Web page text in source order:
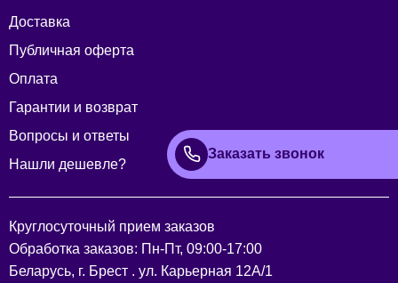
Доставка
Публичная оферта
Оплата
Гарантии и возврат
Вопросы и ответы
Нашли дешевле?
Заказать звонок
Круглосуточный прием заказов
Обработка заказов: Пн-Пт, 09:00-17:00
Беларусь, г. Брест . ул. Карьерная 12А/1